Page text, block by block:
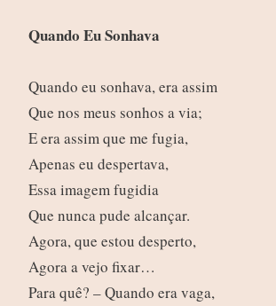
Quando Eu Sonhava
Quando eu sonhava, era assim
Que nos meus sonhos a via;
E era assim que me fugia,
Apenas eu despertava,
Essa imagem fugidia
Que nunca pude alcançar.
Agora, que estou desperto,
Agora a vejo fixar…
Para quê? – Quando era vaga,